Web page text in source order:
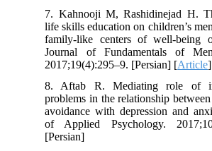
7. Kahnooji M, Rashidinejad H.
life skills education on children’s
family-like centers of well-being
Journal of Fundamentals of
2017;19(4):295–9. [Persian] [Article
8. Aftab R. Mediating role of
problems in the relationship
avoidance with depression and
of Applied Psychology.
[Persian]